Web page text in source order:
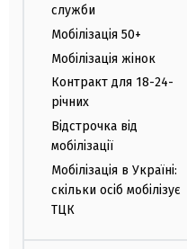
служби
Мобілізація 50+
Мобілізація жінок
Контракт для 18-24-
річних
Відстрочка від
мобілізації
Мобілізація в Україні:
скільки осіб мобілізує
ТЦК